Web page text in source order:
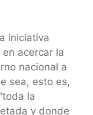
iniciativa
acercar la
nacional a
sea, esto es,
la
y donde